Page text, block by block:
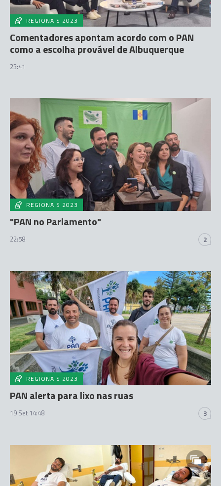
REGIONAIS 2023
Comentadores apontam acordo com o PAN
como a escolha provável de Albuquerque
23:41
REGIONAIS 2023
"PAN no Parlamento"
22:58 2
REGIONAIS 2023
PAN alerta para lixo nas ruas
19 Set 14:48 3